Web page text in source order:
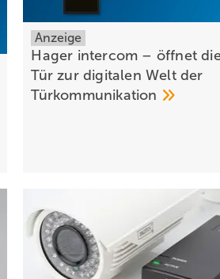
Anzeige
Hager intercom – öffnet
Tür zur digitalen Welt der
Türkommunikation